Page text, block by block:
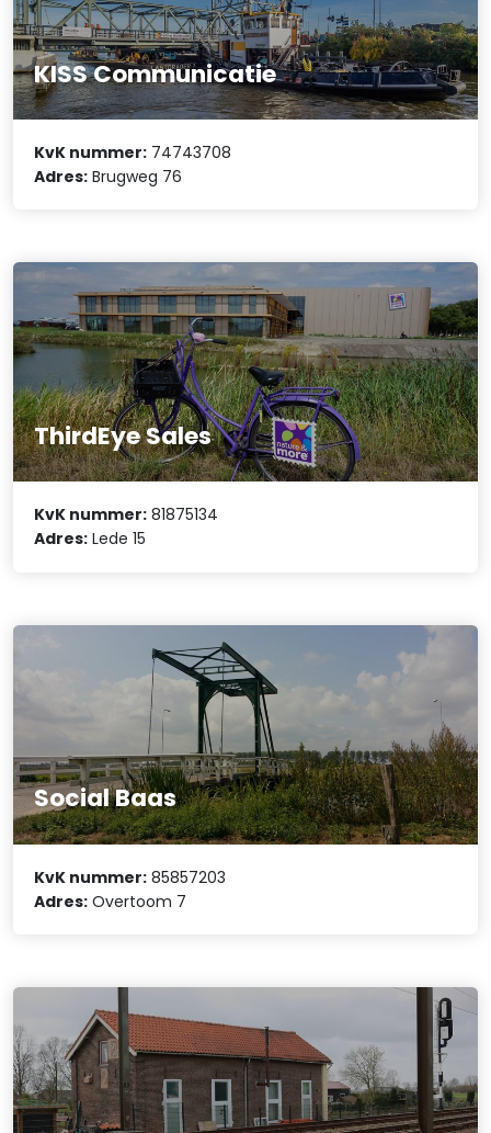
KISS Communicatie
KvK nummer: 74743708
Adres: Brugweg 76
ThirdEye Sales
KvK nummer: 81875134
Adres: Lede 15
Social Baas
KvK nummer: 85857203
Adres: Overtoom 7